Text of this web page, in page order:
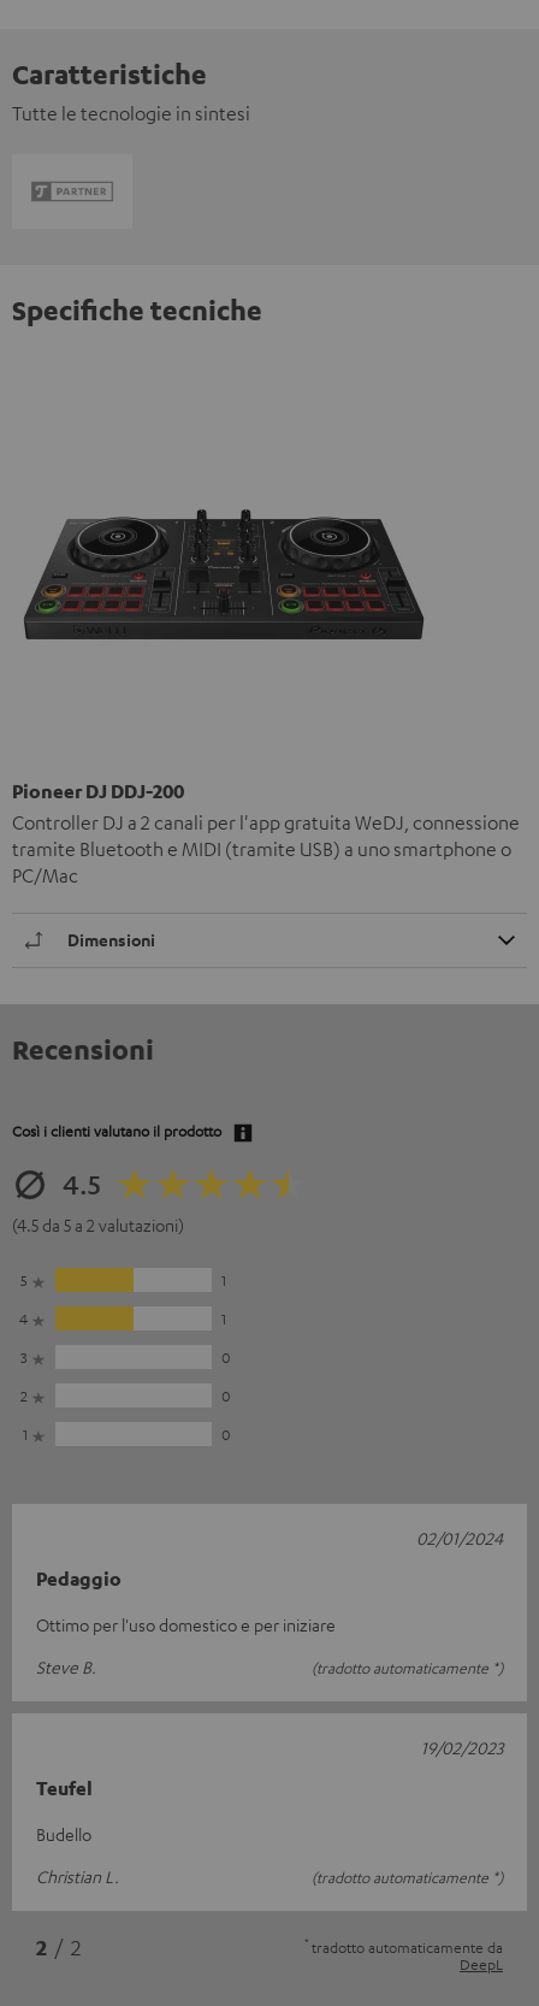
Caratteristiche
Tutte le tecnologie in sintesi
Specifiche tecniche
Pioneer DJ DDJ-200
Controller DJ a 2 canali per l'app gratuita WeDJ, connessione
tramite Bluetooth e MIDI (tramite USB) a uno smartphone o
PC/Mac
Dimensioni
Recensioni
Così i clienti valutano il prodotto
4.5
(4.5 da 5 a 2 valutazioni)
5
1
4
1
3
0
2
0
1
0
Pedaggio
Ottimo per l'uso domestico e per iniziare
Steve B.
(tradotto automaticamente *)
02/01/2024
Teufel
Budello
Christian L.
(tradotto automaticamente *)
19/02/2023
2 / 2 * tradotto automaticamente da
DeepL